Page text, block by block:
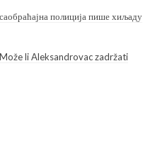
полиција пише хиљаду
li Aleksandrovac zadržati